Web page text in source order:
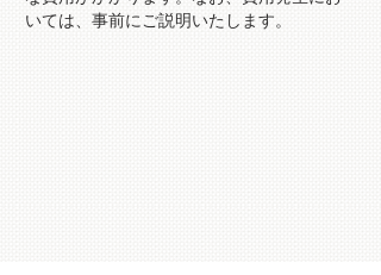
いては、事前にご説明いたします。